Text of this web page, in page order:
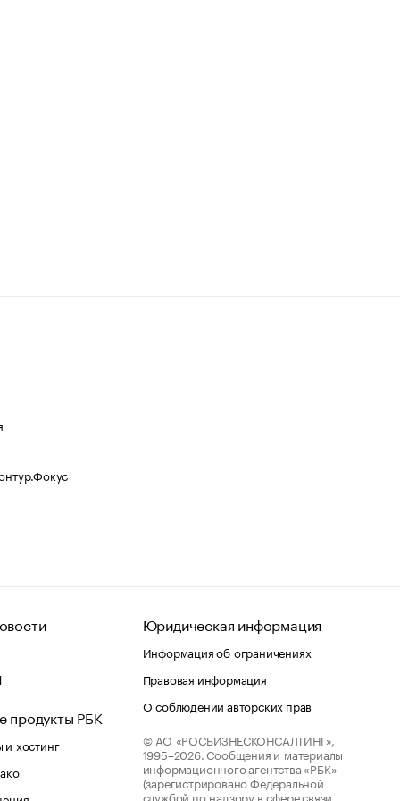
продукты РБК
хостинг
Юридическая информация
Информация об ограничениях
Правовая информация
О соблюдении авторских прав
© АО «РОСБИЗНЕСКОНСАЛТИНГ»,
1995–2026. Сообщения и материалы
информационного агентства «РБК»
(зарегистрировано Федеральной
службой по надзору в сфере связи,